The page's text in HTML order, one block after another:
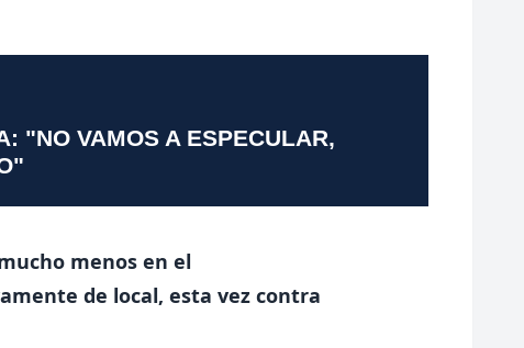
"NO VAMOS A ESPECULAR,
menos en el
de local, esta vez contra